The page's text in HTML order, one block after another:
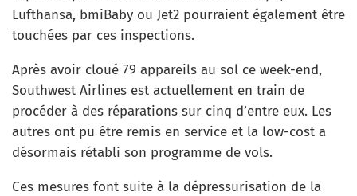
Lufthansa, bmiBaby ou Jet2 pourraient également être
touchées par ces inspections.
Après avoir cloué 79 appareils au sol ce week-end,
Southwest Airlines est actuellement en train de
procéder à des réparations sur cinq d’entre eux. Les
autres ont pu être remis en service et la low-cost a
désormais rétabli son programme de vols.
Ces mesures font suite à la dépressurisation de la